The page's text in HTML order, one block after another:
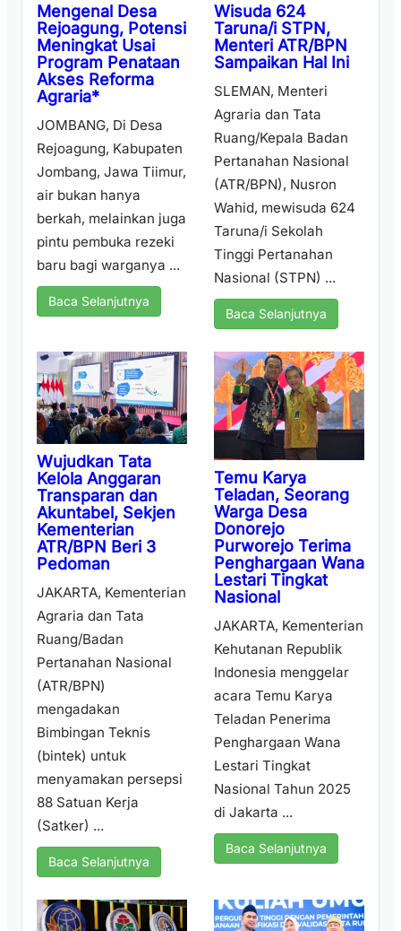
Mengenal Desa
Rejoagung, Potensi
Meningkat Usai
Program Penataan
Akses Reforma
Agraria*
JOMBANG, Di Desa
Rejoagung, Kabupaten
Jombang, Jawa Tiimur,
air bukan hanya
berkah, melainkan juga
pintu pembuka rezeki
baru bagi warganya ...
Baca Selanjutnya
Wisuda 624
Taruna/i STPN,
Menteri ATR/BPN
Sampaikan Hal Ini
SLEMAN, Menteri
Agraria dan Tata
Ruang/Kepala Badan
Pertanahan Nasional
(ATR/BPN), Nusron
Wahid, mewisuda 624
Taruna/i Sekolah
Tinggi Pertanahan
Nasional (STPN) ...
Baca Selanjutnya
Wujudkan Tata
Kelola Anggaran
Transparan dan
Akuntabel, Sekjen
Kementerian
ATR/BPN Beri 3
Pedoman
JAKARTA, Kementerian
Agraria dan Tata
Ruang/Badan
Pertanahan Nasional
(ATR/BPN)
mengadakan
Bimbingan Teknis
(bintek) untuk
menyamakan persepsi
88 Satuan Kerja
(Satker) ...
Baca Selanjutnya
Temu Karya
Teladan, Seorang
Warga Desa
Donorejo
Purworejo Terima
Penghargaan Wana
Lestari Tingkat
Nasional
JAKARTA, Kementerian
Kehutanan Republik
Indonesia menggelar
acara Temu Karya
Teladan Penerima
Penghargaan Wana
Lestari Tingkat
Nasional Tahun 2025
di Jakarta ...
Baca Selanjutnya